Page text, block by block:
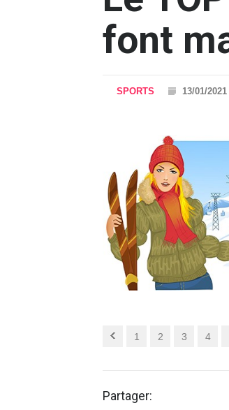
font
SPORTS 13/01/2021
1 2 3 4
Partager: